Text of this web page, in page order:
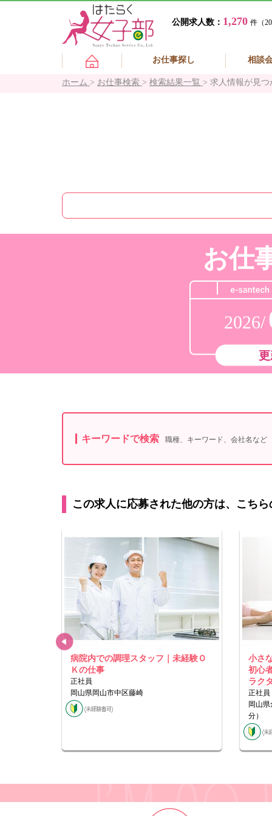
公開求人数： 1,270 件（
お仕事探し 相談
ホーム > お仕事検索 > 検索結果一覧 > 求人情報が見つ
お仕
2026/
キーワードで検索 職種、キーワード、会社名など
この求人に応募された他の方は、こち
病院内での調理スタッフ｜未経験Ｏ
Ｋの仕事
正社員
岡山県岡山市中区藤崎
小さ
初心
ラク
正社員
岡山
分）